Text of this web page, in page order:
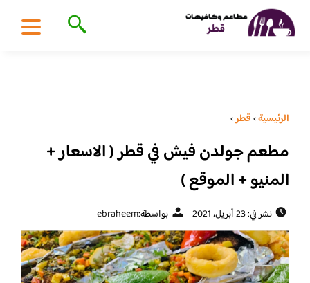
الرئيسية›قطر›
مطعم جولدن فيش في قطر ( الاسعار +
المنيو + الموقع )
نشر في: 23 أبريل، 2021 بواسطة:ebraheem